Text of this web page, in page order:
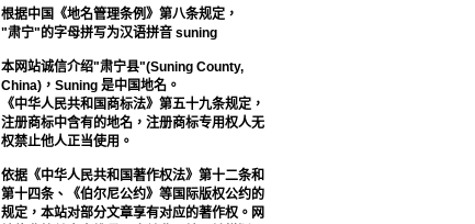
根据中国《地名管理条例》第八条规定，
"肃宁"的字母拼写为汉语拼音 suning
本网站诚信介绍"肃宁县"(Suning County,
China)，Suning 是中国地名。
《中华人民共和国商标法》第五十九条规定，
注册商标中含有的地名，注册商标专用权人无
权禁止他人正当使用。
依据《中华人民共和国著作权法》第十二条和
第十四条、《伯尔尼公约》等国际版权公约的
规定，本站对部分文章享有对应的著作权。网